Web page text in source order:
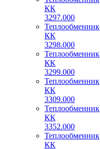
КК
3297.000
Теплообменник
КК
3298.000
Теплообменник
КК
3299.000
Теплообменник
КК
3309.000
Теплообменник
КК
3352.000
Теплообменник
КК